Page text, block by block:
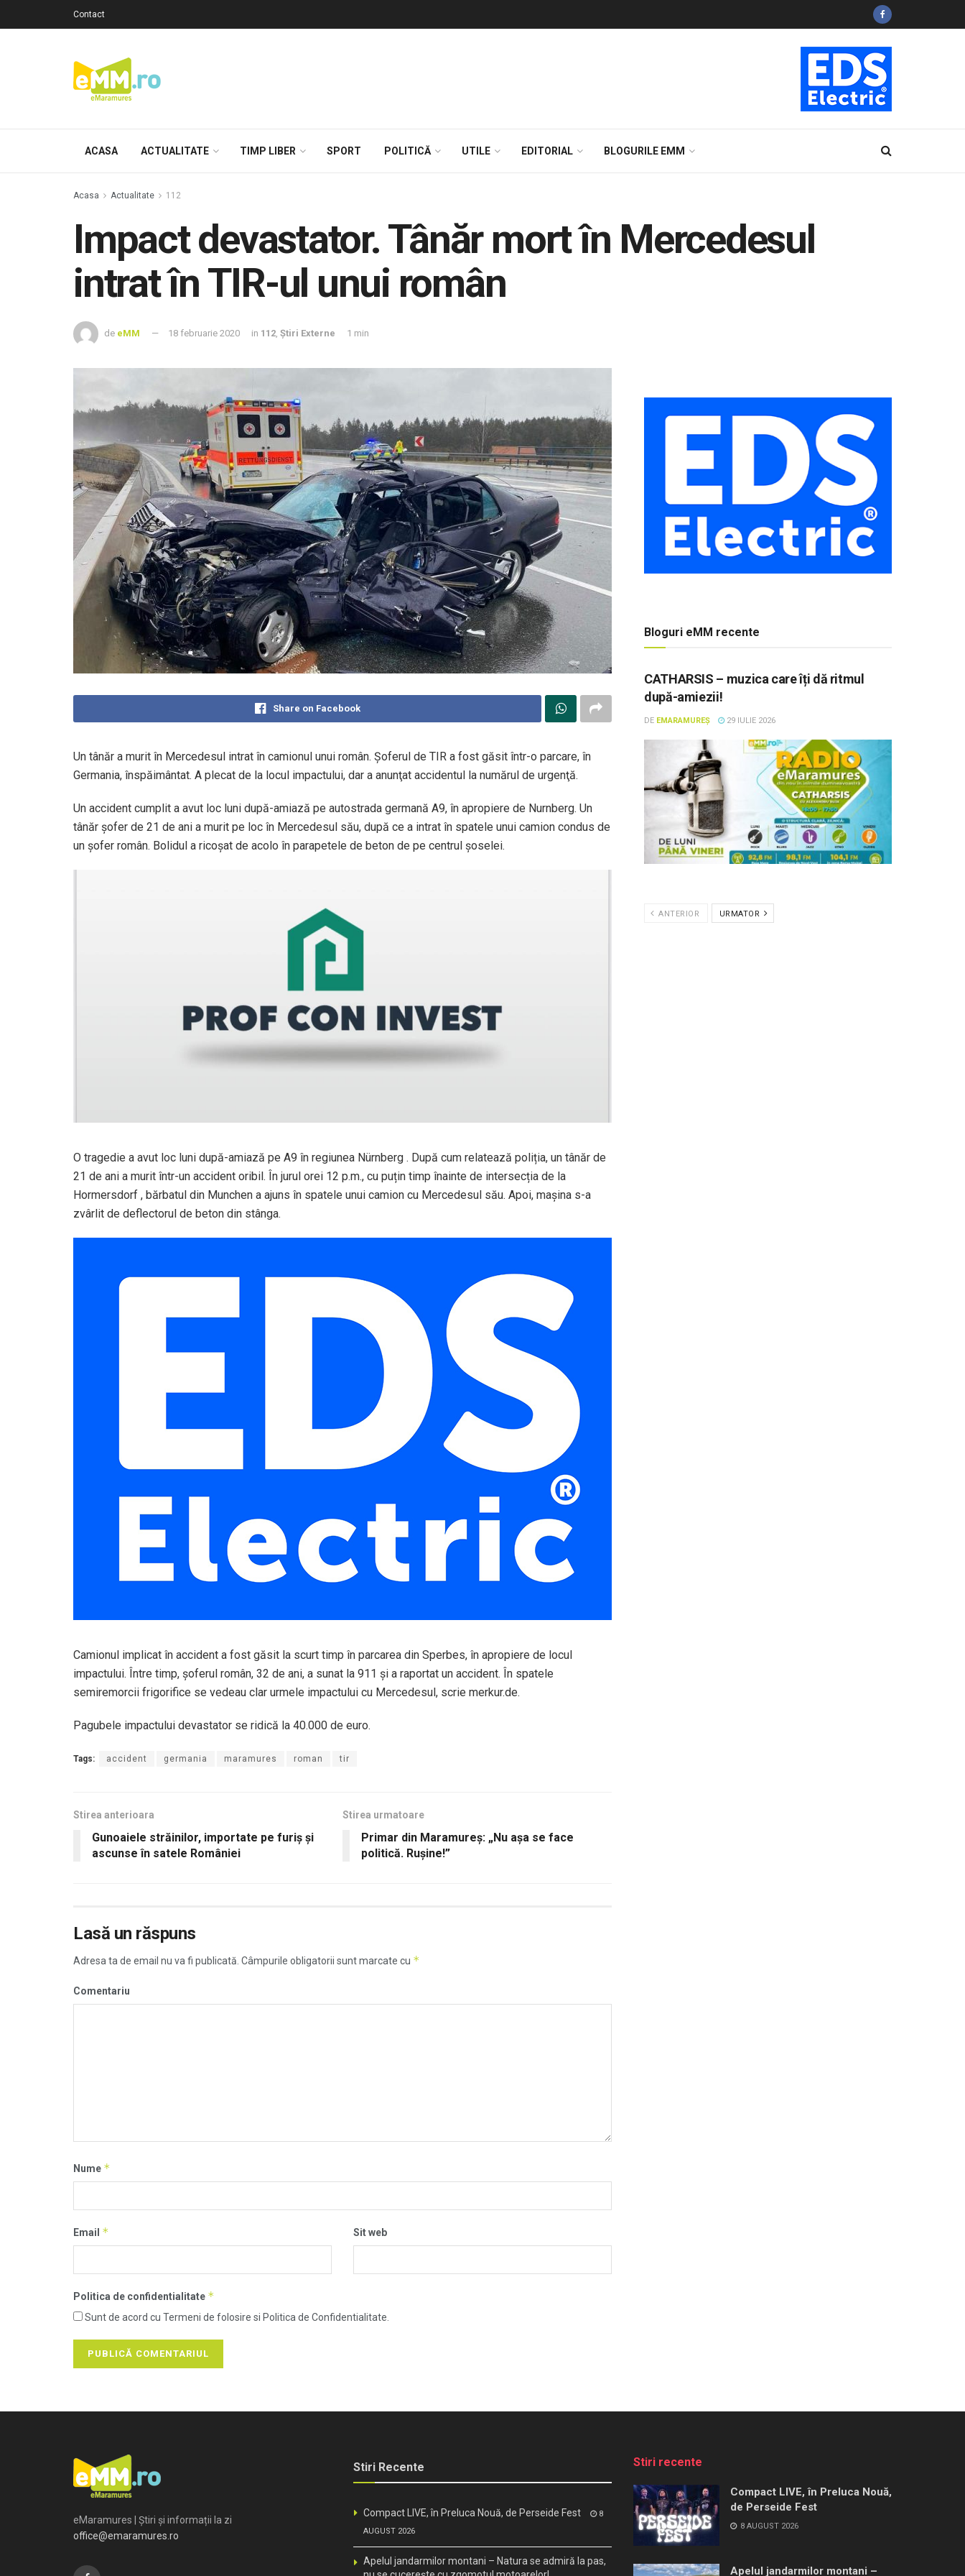
Contact
ACASA ACTUALITATE TIMP LIBER SPORT POLITICĂ UTILE EDITORIAL BLOGURILE EMM
Acasa Actualitate 112
Impact devastator. Tânăr mort în Mercedesul
intrat în TIR-ul unui român
de eMM 18 februarie 2020 in 112, Știri Externe 1 min
Share on Facebook
Un tânăr a murit în Mercedesul intrat în camionul unui român. Şoferul de TIR a fost găsit într-o parcare, în
Germania, înspăimântat. A plecat de la locul impactului, dar a anunţat accidentul la numărul de urgenţă.
Un accident cumplit a avut loc luni după-amiază pe autostrada germană A9, în apropiere de Nurnberg. Un
tânăr şofer de 21 de ani a murit pe loc în Mercedesul său, după ce a intrat în spatele unui camion condus de
un şofer român. Bolidul a ricoşat de acolo în parapetele de beton de pe centrul şoselei.
O tragedie a avut loc luni după-amiază pe A9 în regiunea Nürnberg . După cum relatează poliția, un tânăr de
21 de ani a murit într-un accident oribil. În jurul orei 12 p.m., cu puțin timp înainte de intersecția de la
Hormersdorf , bărbatul din Munchen a ajuns în spatele unui camion cu Mercedesul său. Apoi, mașina s-a
zvârlit de deflectorul de beton din stânga.
Camionul implicat în accident a fost găsit la scurt timp în parcarea din Sperbes, în apropiere de locul
impactului. Între timp, șoferul român, 32 de ani, a sunat la 911 și a raportat un accident. În spatele
semiremorcii frigorifice se vedeau clar urmele impactului cu Mercedesul, scrie merkur.de.
Pagubele impactului devastator se ridică la 40.000 de euro.
Tags: accident germania maramures roman tir
Stirea anterioara
Gunoaiele străinilor, importate pe furiş şi
ascunse în satele României
Stirea urmatoare
Primar din Maramureș: „Nu așa se face
politică. Rușine!”
Lasă un răspuns
Adresa ta de email nu va fi publicată. Câmpurile obligatorii sunt marcate cu *
Comentariu
Nume *
Email * Sit web
Politica de confidentialitate *
Sunt de acord cu Termeni de folosire si Politica de Confidentialitate.
Bloguri eMM recente
CATHARSIS – muzica care îți dă ritmul
după-amiezii!
DE EMARAMUREȘ 29 IULIE 2026
ANTERIOR URMATOR
eMaramures | Știri și informații la zi
office@emaramures.ro
Stiri Recente
Compact LIVE, în Preluca Nouă, de Perseide Fest
8
AUGUST 2026
Apelul jandarmilor montani – Natura se admiră la pas,
Stiri recente
Compact LIVE, în Preluca Nouă,
de Perseide Fest
8 AUGUST 2026
Apelul jandarmilor montani –